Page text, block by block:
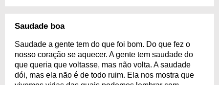
Saudade boa
Saudade a gente tem do que foi bom. Do que fez o
nosso coração se aquecer. A gente tem saudade do
que queria que voltasse, mas não volta. A saudade
dói, mas ela não é de todo ruim. Ela nos mostra que